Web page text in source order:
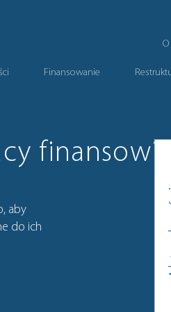
O
Finansowanie
finansowi
aby
do ich